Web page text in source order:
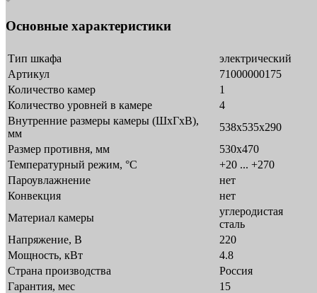
Основные характеристики
Тип шкафа
электрический
Артикул
71000000175
Количество камер
1
Количество уровней в камере
4
Внутренние размеры камеры (ШхГхВ),
мм
538x535x290
Размер противня, мм
530х470
Температурный режим, °C
+20 ... +270
Пароувлажнение
нет
Конвекция
нет
Материал камеры
углеродистая
сталь
Напряжение, В
220
Мощность, кВт
4.8
Страна производства
Россия
Гарантия, мес
15